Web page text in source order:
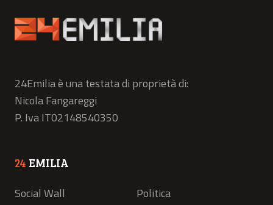
24Emilia è una testata di proprietà di:
Nicola Fangareggi
P. Iva IT02148540350
24 EMILIA
Social Wall
Politica